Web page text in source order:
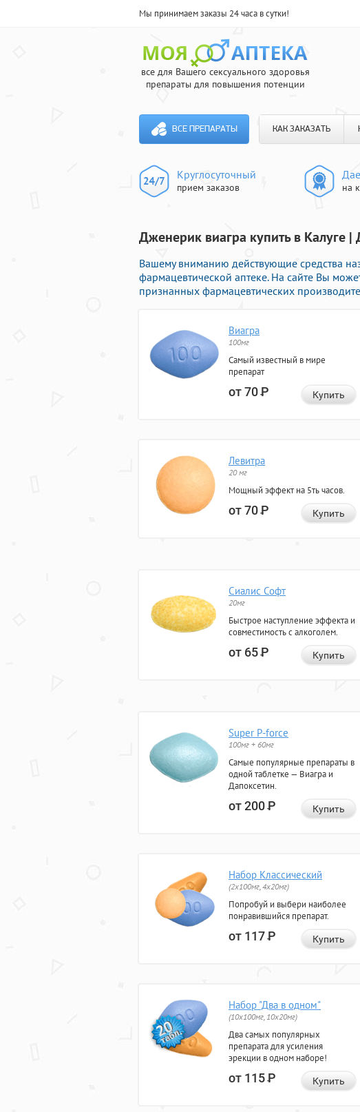
Мы принимаем заказы 24 часа в сутки!
все для Вашего сексуального здоровья
препараты для повышения потенции
ВСЕ ПРЕПАРАТЫ КАК ЗАКАЗАТЬ
Круглосуточный
прием заказов на
Дженерик виагра купить в Калуге |
Вашему вниманию действующие средства
фармацевтической аптеке. На сайте Вы
признанных фармацевтических
Виагра
100мг
Самый известный в мире
препарат
от 70Р Купить
Левитра
20 мг
Мощный эффект на 5ть часов.
от 70Р Купить
Сиалис Софт
20мг
Быстрое наступление эффекта и
совместимость с алкоголем.
от 65Р Купить
Super P-force
100мг + 60мг
Самые популярные препараты в
одной таблетке — Виагра и
Дапоксетин.
от 200Р Купить
Набор Классический
(2x100мг, 4x20мг)
Попробуй и выбери наиболее
понравившийся препарат.
от 117Р Купить
Набор "Два в одном"
(10x100мг, 10x20мг)
Два самых популярных
препарата для усиления
эрекции в одном наборе!
от 115Р Купить